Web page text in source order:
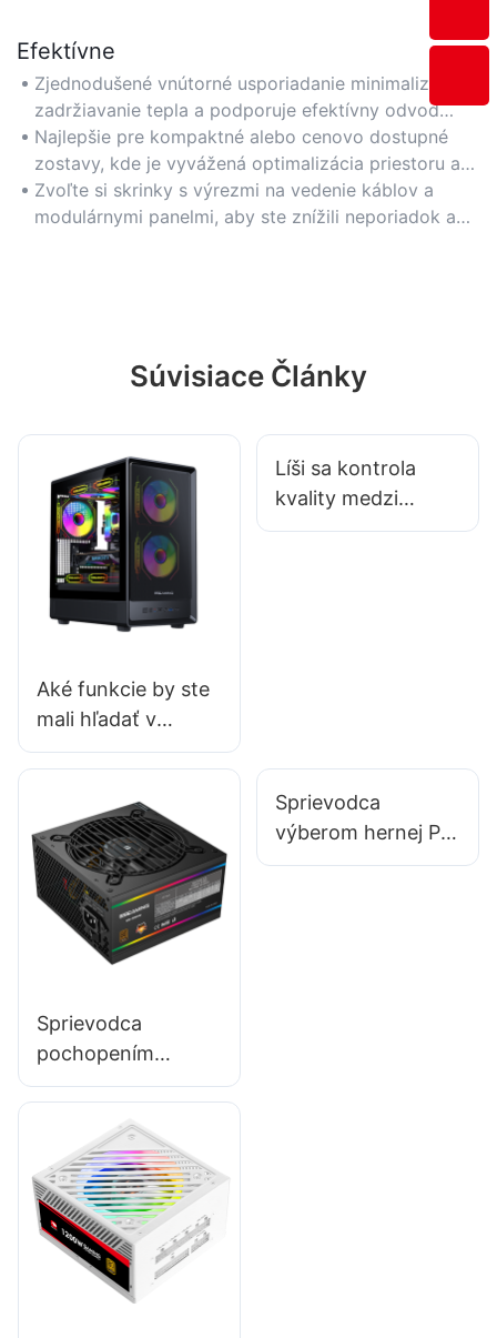
Efektívne
Zjednodušené vnútorné usporiadanie minimalizuje
zadržiavanie tepla a podporuje efektívny odvod
tepla pre vzduchom chladené komponenty.
Najlepšie pre kompaktné alebo cenovo dostupné
zostavy, kde je vyvážená optimalizácia priestoru a
účinnosť chladenia.
Zvoľte si skrinky s výrezmi na vedenie káblov a
modulárnymi panelmi, aby ste znížili neporiadok a
Súvisiace Články
Aké funkcie by ste
mali hľadať v
cenovo dostupnej
Líši sa kontrola
kvality medzi
dodávateľmi
Sprievodca
pochopením
bezpečnostných
napájacích zdrojov
pre PC
Sprievodca
výberom hernej PC
skrinky pre zostavu